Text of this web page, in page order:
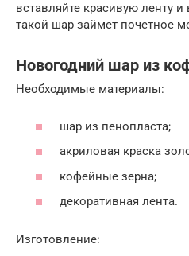
вставляйте красивую ленту
такой шар займет почетное
Новогодний шар из
Необходимые материалы:
шар из пенопласта;
акриловая краска
кофейные зерна;
декоративная лента.
Изготовление: